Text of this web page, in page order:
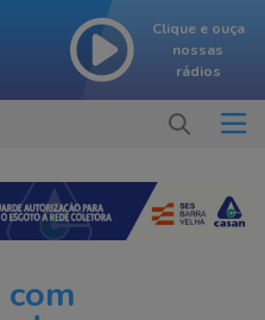
Clique e ouça
nossas
rádios